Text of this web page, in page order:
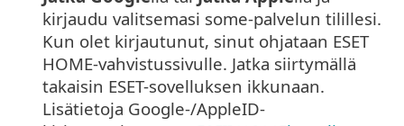
kirjaudu valitsemasi some-palvelun tilillesi.
Kun olet kirjautunut, sinut ohjataan ESET
HOME-vahvistussivulle. Jatka siirtymällä
takaisin ESET-sovelluksen ikkunaan.
Lisätietoja Google-/AppleID-